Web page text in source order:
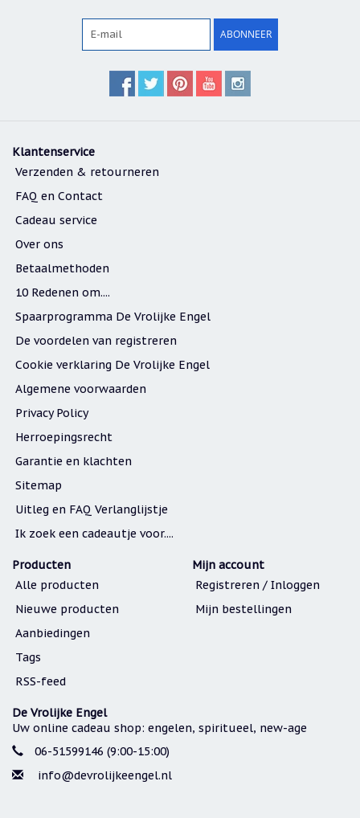
ABONNEER
Klantenservice
Verzenden & retourneren
FAQ en Contact
Cadeau service
Over ons
Betaalmethoden
10 Redenen om....
Spaarprogramma De Vrolijke Engel
De voordelen van registreren
Cookie verklaring De Vrolijke Engel
Algemene voorwaarden
Privacy Policy
Herroepingsrecht
Garantie en klachten
Sitemap
Uitleg en FAQ Verlanglijstje
Ik zoek een cadeautje voor....
Producten
Alle producten
Nieuwe producten
Aanbiedingen
Tags
RSS-feed
Mijn account
Registreren / Inloggen
Mijn bestellingen
De Vrolijke Engel
Uw online cadeau shop: engelen, spiritueel, new-age
06-51599146 (9:00-15:00)
info@devrolijkeengel.nl